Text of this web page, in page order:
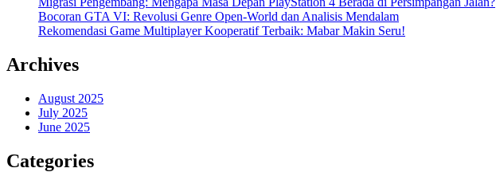
Bocoran GTA VI: Revolusi Genre Open-World dan Analisis Mendalam
Rekomendasi Game Multiplayer Kooperatif Terbaik: Mabar Makin Seru!
Archives
August 2025
July 2025
June 2025
Categories